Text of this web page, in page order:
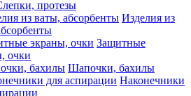
протезы
Изделия из
Защитные
очки
Шапочки, бахилы
Наконечники